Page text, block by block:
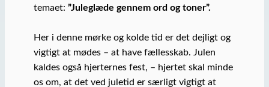
temaet: ”Juleglæde gennem ord og toner”.
Her i denne mørke og kolde tid er det dejligt og
vigtigt at mødes – at have fællesskab. Julen
kaldes også hjerternes fest, – hjertet skal minde
os om, at det ved juletid er særligt vigtigt at